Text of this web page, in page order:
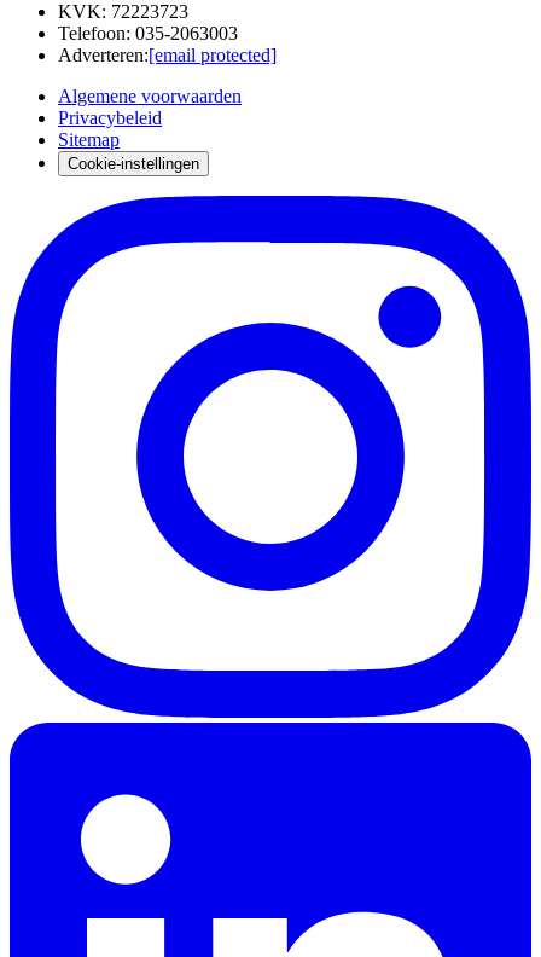
KVK: 72223723
Telefoon: 035-2063003
Adverteren:[email protected]
Algemene voorwaarden
Privacybeleid
Sitemap
Cookie-instellingen